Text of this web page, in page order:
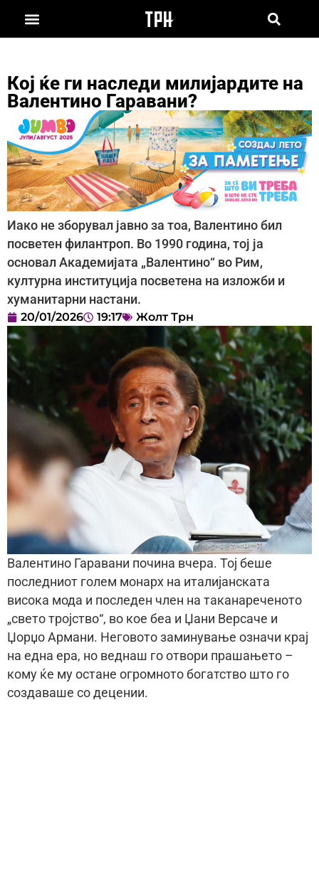
Кој ќе ги наследи милијардите на
Валентино Гаравани?
Иако не зборувал јавно за тоа, Валентино бил
посветен филантроп. Во 1990 година, тој ја
основал Академијата „Валентино“ во Рим,
културна институција посветена на изложби и
хуманитарни настани.
20/01/2026 19:17 Жолт Трн
Валентино Гаравани почина вчера. Тој беше
последниот голем монарх на италијанската
висока мода и последен член на таканареченото
„свето тројство“, во кое беа и Џани Версаче и
Џорџо Армани. Неговото заминување означи крај
на една ера, но веднаш го отвори прашањето –
кому ќе му остане огромното богатство што го
создаваше со децении.